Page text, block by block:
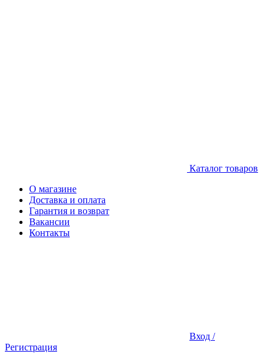
Каталог товаров
О магазине
Доставка и оплата
Гарантия и возврат
Вакансии
Контакты
Вход /
Регистрация